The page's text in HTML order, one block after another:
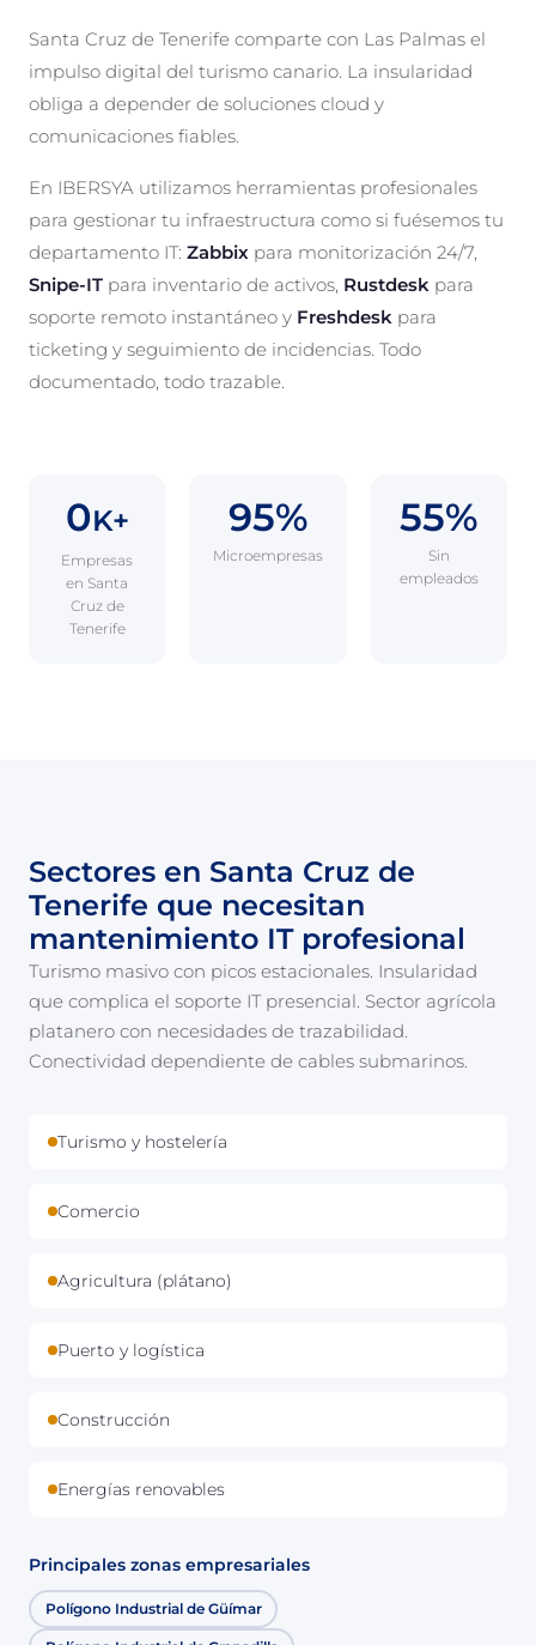
Santa Cruz de Tenerife comparte con Las Palmas el
impulso digital del turismo canario. La insularidad
obliga a depender de soluciones cloud y
comunicaciones fiables.
En IBERSYA utilizamos herramientas profesionales
para gestionar tu infraestructura como si fuésemos tu
departamento IT: Zabbix para monitorización 24/7,
Snipe-IT para inventario de activos, Rustdesk para
soporte remoto instantáneo y Freshdesk para
ticketing y seguimiento de incidencias. Todo
documentado, todo trazable.
0K+
Empresas
en Santa
Cruz de
Tenerife
95%
Microempresas
55%
Sin
empleados
Sectores en Santa Cruz de
Tenerife que necesitan
mantenimiento IT profesional
Turismo masivo con picos estacionales. Insularidad
que complica el soporte IT presencial. Sector agrícola
platanero con necesidades de trazabilidad.
Conectividad dependiente de cables submarinos.
Turismo y hostelería
Comercio
Agricultura (plátano)
Puerto y logística
Construcción
Energías renovables
Principales zonas empresariales
Polígono Industrial de Güímar